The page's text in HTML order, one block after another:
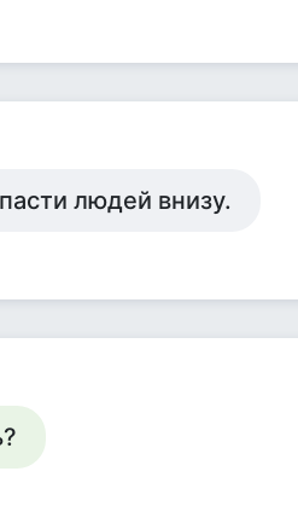
людей внизу.